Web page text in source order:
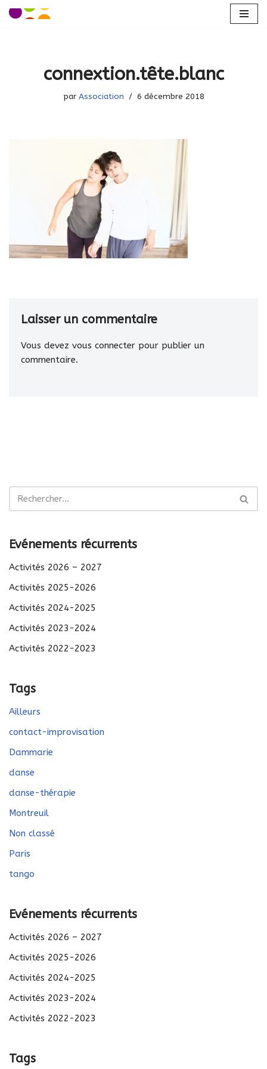
connextion.tête.blanc
par Association 6 décembre 2018
Laisser un commentaire
Vous devez vous connecter pour publier un
commentaire.
Evénements récurrents
Activités 2026 – 2027
Activités 2025-2026
Activités 2024-2025
Activités 2023-2024
Activités 2022-2023
Tags
Ailleurs
contact-improvisation
Dammarie
danse
danse-thérapie
Montreuil
Non classé
Paris
tango
Evénements récurrents
Activités 2026 – 2027
Activités 2025-2026
Activités 2024-2025
Activités 2023-2024
Activités 2022-2023
Tags